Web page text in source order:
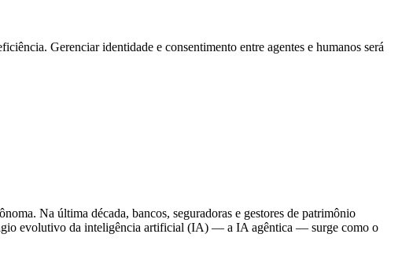
Gerenciar identidade e consentimento entre agentes e humanos será
Na última década, bancos, seguradoras e gestores de patrimônio
evolutivo da inteligência artificial (IA) — a IA agêntica — surge como o